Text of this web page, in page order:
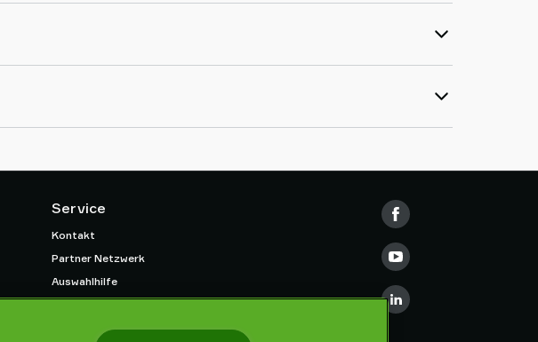
Service
Kontakt
Partner Netzwerk
Auswahlhilfe